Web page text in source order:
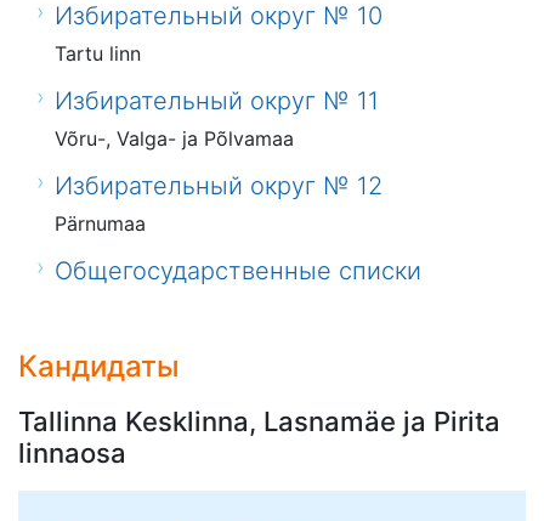
Избирательный округ № 10
Tartu linn
Избирательный округ № 11
Võru-, Valga- ja Põlvamaa
Избирательный округ № 12
Pärnumaa
Общегосударственные списки
Кандидаты
Tallinna Kesklinna, Lasnamäe ja Pirita
linnaosa